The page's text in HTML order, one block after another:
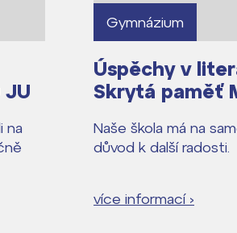
na
Gymnázium
Úspěchy v
Skrytá paměť
Naše škola má na
důvod k další radosti.
více informací ›